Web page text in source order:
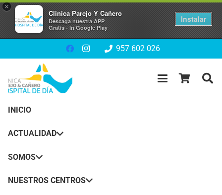
×
Clinica Parejo Y Cañero
Descaga nuestra APP
Gratis - In Google Play
Instalar
957 602 026
INICIO
ACTUALIDAD
SOMOS
NUESTROS CENTROS